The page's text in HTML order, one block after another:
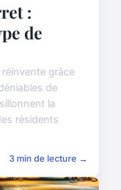
:
de
grâce
de
la
résidents
3 min de lecture →